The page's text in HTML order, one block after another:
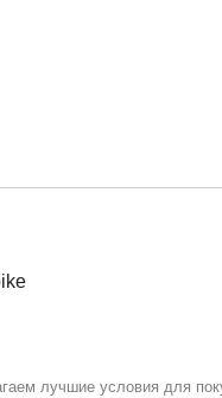
лучшие условия для